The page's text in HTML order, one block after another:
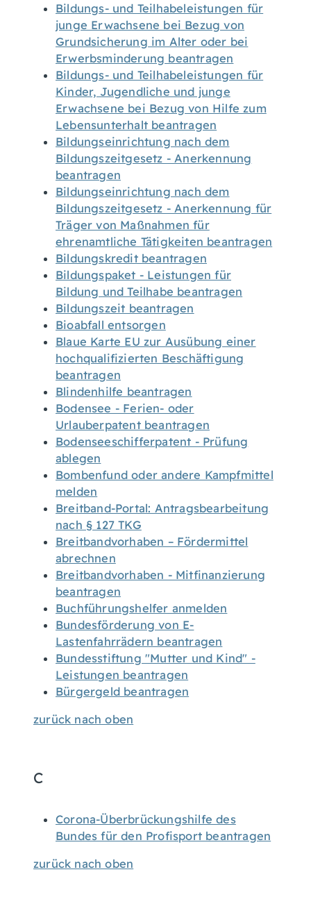
Bildungs- und Teilhabeleistungen für
junge Erwachsene bei Bezug von
Grundsicherung im Alter oder bei
Erwerbsminderung beantragen
Bildungs- und Teilhabeleistungen für
Kinder, Jugendliche und junge
Erwachsene bei Bezug von Hilfe zum
Lebensunterhalt beantragen
Bildungseinrichtung nach dem
Bildungszeitgesetz - Anerkennung
beantragen
Bildungseinrichtung nach dem
Bildungszeitgesetz - Anerkennung für
Träger von Maßnahmen für
ehrenamtliche Tätigkeiten beantragen
Bildungskredit beantragen
Bildungspaket - Leistungen für
Bildung und Teilhabe beantragen
Bildungszeit beantragen
Bioabfall entsorgen
Blaue Karte EU zur Ausübung einer
hochqualifizierten Beschäftigung
beantragen
Blindenhilfe beantragen
Bodensee - Ferien- oder
Urlauberpatent beantragen
Bodenseeschifferpatent - Prüfung
ablegen
Bombenfund oder andere Kampfmittel
melden
Breitband-Portal: Antragsbearbeitung
nach § 127 TKG
Breitbandvorhaben – Fördermittel
abrechnen
Breitbandvorhaben - Mitfinanzierung
beantragen
Buchführungshelfer anmelden
Bundesförderung von E-
Lastenfahrrädern beantragen
Bundesstiftung "Mutter und Kind" -
Leistungen beantragen
Bürgergeld beantragen
zurück nach oben
C
Corona-Überbrückungshilfe des
Bundes für den Profisport beantragen
zurück nach oben